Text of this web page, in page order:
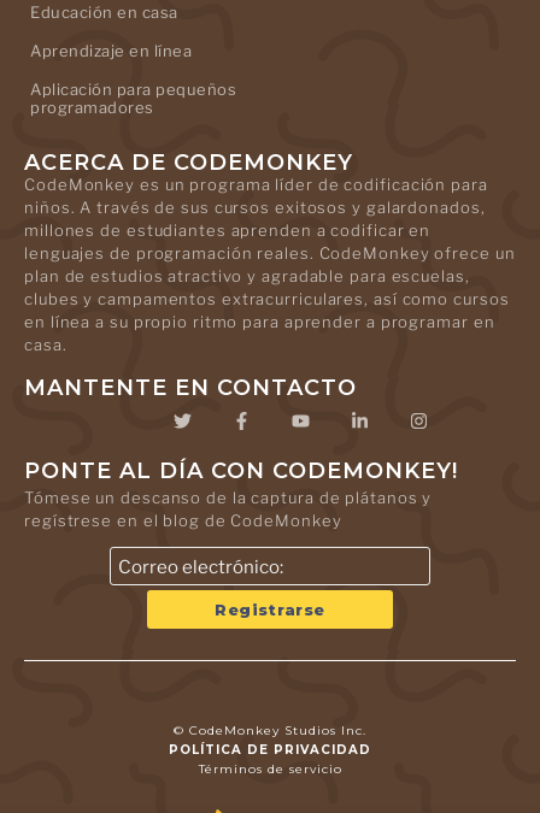
Educación en casa
Aprendizaje en línea
Aplicación para pequeños
programadores
ACERCA DE CODEMONKEY
CodeMonkey es un programa líder de codificación para
niños. A través de sus cursos exitosos y galardonados,
millones de estudiantes aprenden a codificar en
lenguajes de programación reales. CodeMonkey ofrece un
plan de estudios atractivo y agradable para escuelas,
clubes y campamentos extracurriculares, así como cursos
en línea a su propio ritmo para aprender a programar en
casa.
MANTENTE EN CONTACTO
PONTE AL DÍA CON CODEMONKEY!
Tómese un descanso de la captura de plátanos y
regístrese en el blog de CodeMonkey
© CodeMonkey Studios Inc.
POLÍTICA DE PRIVACIDAD
Términos de servicio